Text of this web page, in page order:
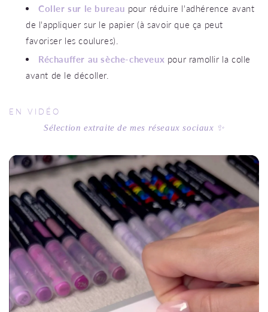
Coller sur le bureau pour réduire l'adhérence avant
de l'appliquer sur le papier (à savoir que ça peut
favoriser les coulures).
Réchauffer au sèche-cheveux pour ramollir la colle
avant de le décoller.
EN VIDÉO
Sélection extraite de mes réseaux sociaux ✨